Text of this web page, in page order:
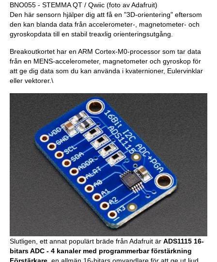
BNO055 - STEMMA QT / Qwiic (foto av Adafruit)
Den här sensorn hjälper dig att få en "3D-orientering" eftersom
den kan blanda data från accelerometer-, magnetometer- och
gyroskopdata till en stabil treaxlig orienteringsutgång.
Breakoutkortet har en ARM Cortex-M0-processor som tar data
från en MENS-accelerometer, magnetometer och gyroskop för
att ge dig data som du kan använda i kvaternioner, Eulervinklar
eller vektorer.\
Slutligen, ett annat populärt bräde från Adafruit är ADS1115 16-
bitars ADC - 4 kanaler med programmerbar förstärkning